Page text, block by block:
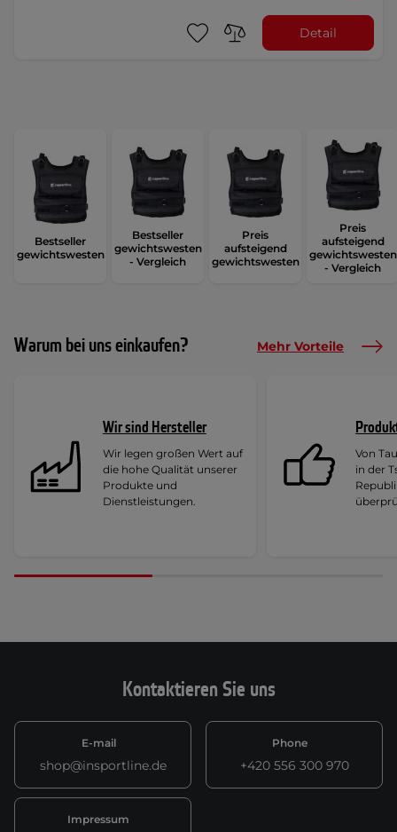
Detail
Bestseller
gewichtswesten
Bestseller
gewichtswesten
- Vergleich
Preis
aufsteigend
gewichtswesten
Preis
aufsteigend
gewichtswesten
- Vergleich
Warum bei uns einkaufen? Mehr Vorteile
Wir sind Hersteller
Wir legen großen Wert auf
die hohe Qualität unserer
Produkte und
Dienstleistungen.
Von
in der
Kontaktieren Sie uns
E-mail
shop@insportline.de
Phone
+420 556 300 970
Impressum